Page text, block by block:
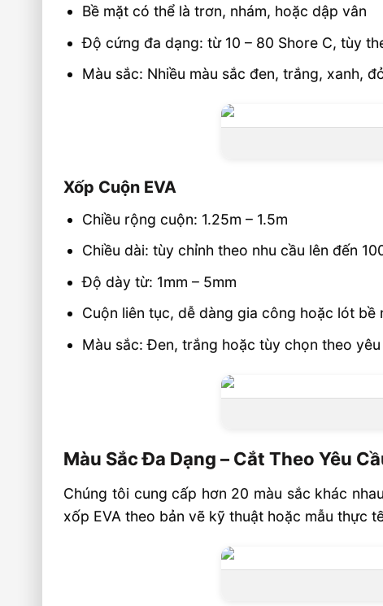
Bề mặt có thể là trơn, nhám, hoặc dập vân
Độ cứng đa dạng: từ 10 – 80 Shore C, tùy
Màu sắc: Nhiều màu sắc đen, trắng, xanh,
Xốp Cuộn EVA
Chiều rộng cuộn: 1.25m – 1.5m
Chiều dài: tùy chỉnh theo nhu cầu lên đến
Độ dày từ: 1mm – 5mm
Cuộn liên tục, dễ dàng gia công hoặc lót bề
Màu sắc: Đen, trắng hoặc tùy chọn theo yêu
Màu Sắc Đa Dạng – Cắt Theo Yêu
Chúng tôi cung cấp hơn 20 màu sắc khác
xốp EVA theo bản vẽ kỹ thuật hoặc mẫu thực